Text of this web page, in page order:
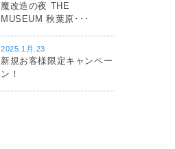
魔改造の夜 THE
MUSEUM 秋葉原･･･
2025.1月.23
新規お客様限定キャンペー
ン！